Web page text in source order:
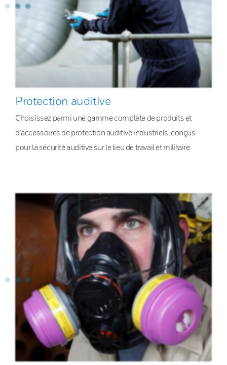
Protection auditive
Choisissez parmi une gamme complète de produits et
d’accessoires de protection auditive industriels, conçus
pour la sécurité auditive sur le lieu de travail et militaire.